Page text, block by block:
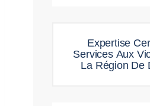
Expertise
Services Aux
La Région De